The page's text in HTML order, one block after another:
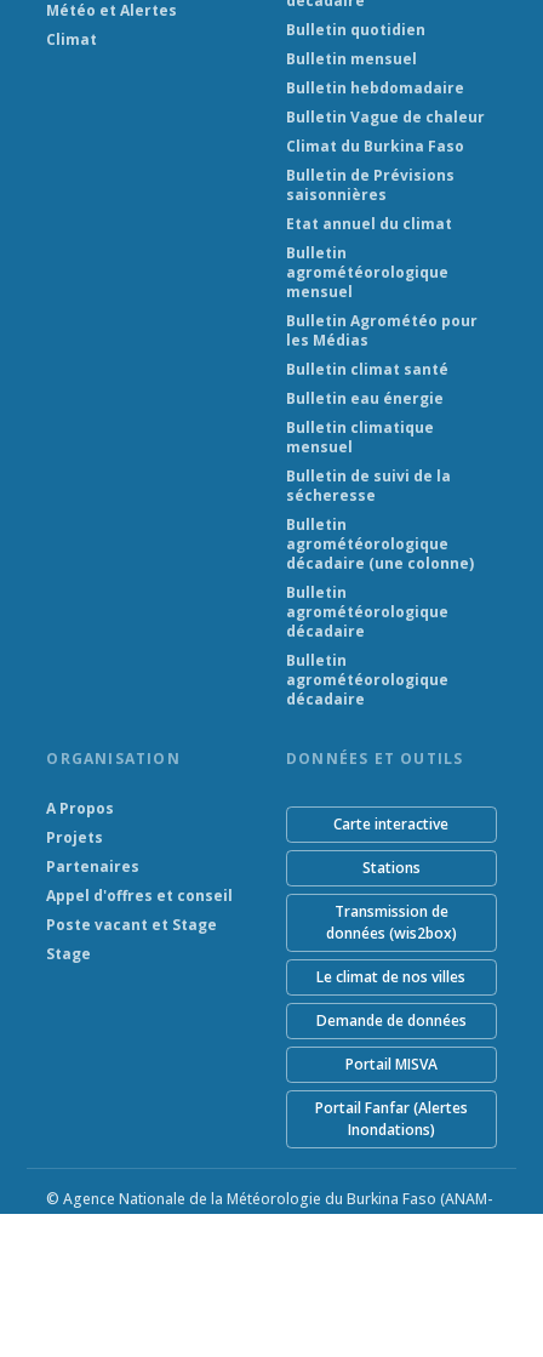
Météo et Alertes
Climat
Bulletin quotidien
Bulletin mensuel
Bulletin hebdomadaire
Bulletin Vague de chaleur
Climat du Burkina Faso
Bulletin de Prévisions
saisonnières
Etat annuel du climat
Bulletin
agrométéorologique
mensuel
Bulletin Agrométéo pour
les Médias
Bulletin climat santé
Bulletin eau énergie
Bulletin climatique
mensuel
Bulletin de suivi de la
sécheresse
Bulletin
agrométéorologique
décadaire (une colonne)
Bulletin
agrométéorologique
décadaire
Bulletin
agrométéorologique
décadaire
ORGANISATION
A Propos
Projets
Partenaires
Appel d'offres et conseil
Poste vacant et Stage
Stage
DONNÉES ET OUTILS
Carte interactive
Stations
Transmission de
données (wis2box)
Le climat de nos villes
Demande de données
Portail MISVA
Portail Fanfar (Alertes
Inondations)
© Agence Nationale de la Météorologie du Burkina Faso (ANAM-
BF) 2026